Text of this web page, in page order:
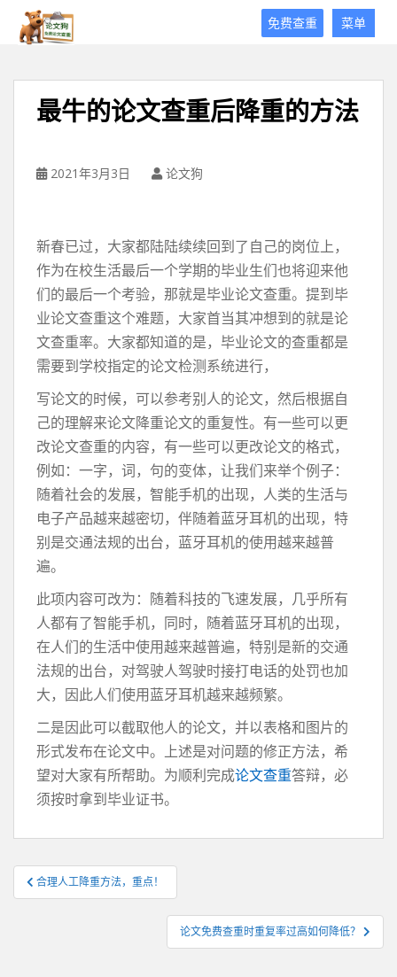
菜单
免费查重
最牛的论文查重后降重的方法
2021年3月3日 论文狗
新春已过，大家都陆陆续续回到了自己的岗位上，
作为在校生活最后一个学期的毕业生们也将迎来他
们的最后一个考验，那就是毕业论文查重。提到毕
业论文查重这个难题，大家首当其冲想到的就是论
文查重率。大家都知道的是，毕业论文的查重都是
需要到学校指定的论文检测系统进行，
写论文的时候，可以参考别人的论文，然后根据自
己的理解来论文降重论文的重复性。有一些可以更
改论文查重的内容，有一些可以更改论文的格式，
例如：一字，词，句的变体，让我们来举个例子：
随着社会的发展，智能手机的出现，人类的生活与
电子产品越来越密切，伴随着蓝牙耳机的出现，特
别是交通法规的出台，蓝牙耳机的使用越来越普
遍。
此项内容可改为：随着科技的飞速发展，几乎所有
人都有了智能手机，同时，随着蓝牙耳机的出现，
在人们的生活中使用越来越普遍，特别是新的交通
法规的出台，对驾驶人驾驶时接打电话的处罚也加
大，因此人们使用蓝牙耳机越来越频繁。
二是因此可以截取他人的论文，并以表格和图片的
形式发布在论文中。上述是对问题的修正方法，希
望对大家有所帮助。为顺利完成论文查重答辩，必
须按时拿到毕业证书。
文
章
合理人工降重方法，重点！
论文免费查重时重复率过高如何降低？